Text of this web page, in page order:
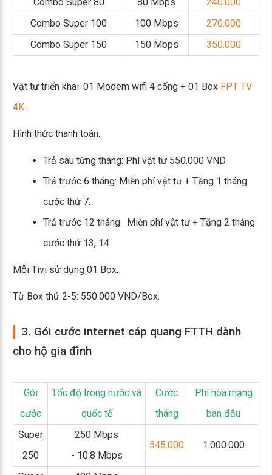
Combo Super 80
80 Mbps
240.000
Combo Super 100
100 Mbps
270.000
Combo Super 150
150 Mbps 350.000
Vật tư triển khai: 01 Modem wifi 4 cổng + 01 Box FPT TV
4K.
Hình thức thanh toán:
Trả sau từng tháng: Phí vật tư 550.000 VND.
Trả trước 6 tháng: Miễn phí vật tư + Tặng 1 tháng
cước thứ 7.
Trả trước 12 tháng: Miễn phí vật tư + Tặng 2 tháng
cước thứ 13, 14.
Mỗi Tivi sử dụng 01 Box.
Từ Box thứ 2-5: 550.000 VND/Box.
3. Gói cước internet cáp quang FTTH dành
cho hộ gia đình
Gói
cước
Tốc độ trong nước và
quốc tế
Cước
tháng
Phí hòa mạng
ban đầu
Super
250
250 Mbps
- 10.8 Mbps
545.000 1.000.000